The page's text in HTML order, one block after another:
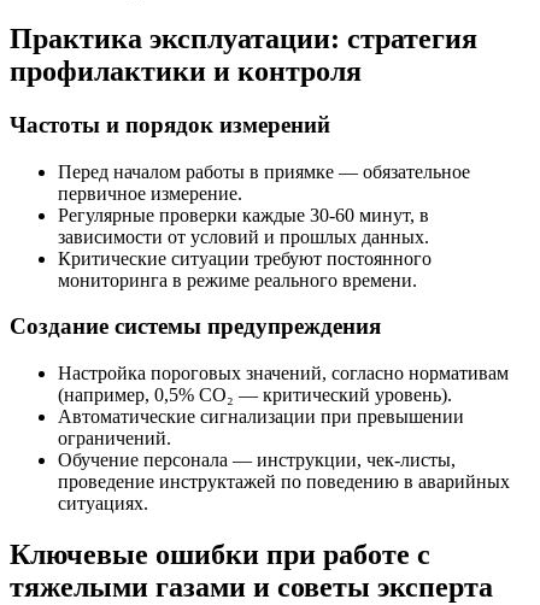
Практика эксплуатации: стратегия
профилактики и контроля
Частоты и порядок измерений
Перед началом работы в приямке — обязательное
первичное измерение.
Регулярные проверки каждые 30-60 минут, в
зависимости от условий и прошлых данных.
Критические ситуации требуют постоянного
мониторинга в режиме реального времени.
Создание системы предупреждения
Настройка пороговых значений, согласно нормативам
(например, 0,5% CO₂ — критический уровень).
Автоматические сигнализации при превышении
ограничений.
Обучение персонала — инструкции, чек-листы,
проведение инструктажей по поведению в аварийных
ситуациях.
Ключевые ошибки при работе с
тяжелыми газами и советы эксперта